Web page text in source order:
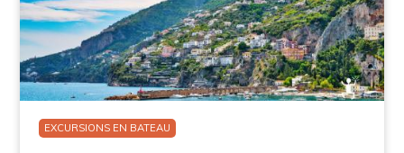
EXCURSIONS EN BATEAU